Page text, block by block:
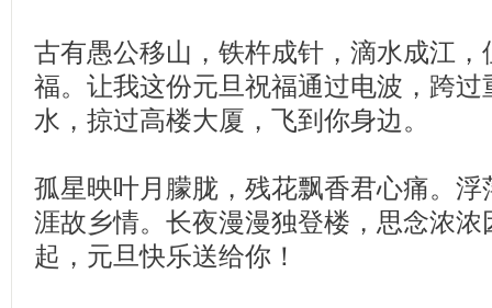
古有愚公移山，铁杵成针，滴水成江
福。让我这份元旦祝福通过电波，跨
水，掠过高楼大厦，飞到你身边。
孤星映叶月朦胧，残花飘香君心痛。
涯故乡情。长夜漫漫独登楼，思念浓
起，元旦快乐送给你！